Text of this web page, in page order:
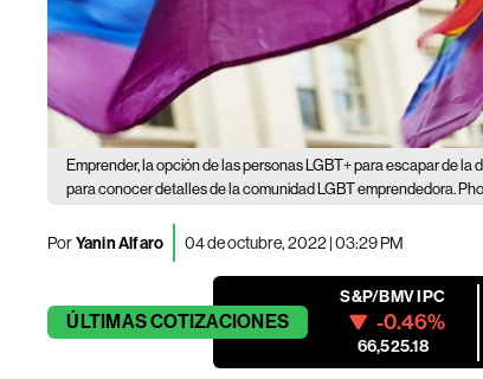
Emprender, la opción de las personas LGBT+ para escapar de
para conocer detalles de la comunidad LGBT emprendedora.
PorYanin Alfaro 04 de octubre, 2022 | 03:29 PM
ÚLTIMASCOTIZACIONES
S&P/BMV IPC
-0.46%
66,525.18